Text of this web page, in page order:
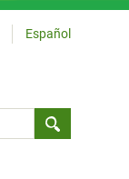
Español